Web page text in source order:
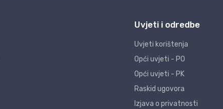
Uvjeti i odredbe
Uvjeti korištenja
Opći uvjeti - PO
Opći uvjeti - PK
Raskid ugovora
Izjava o privatnosti